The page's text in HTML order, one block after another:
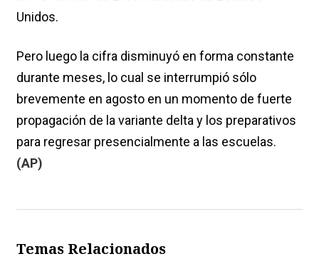
Unidos.
Pero luego la cifra disminuyó en forma constante
durante meses, lo cual se interrumpió sólo
brevemente en agosto en un momento de fuerte
propagación de la variante delta y los preparativos
para regresar presencialmente a las escuelas.
(AP)
Temas Relacionados